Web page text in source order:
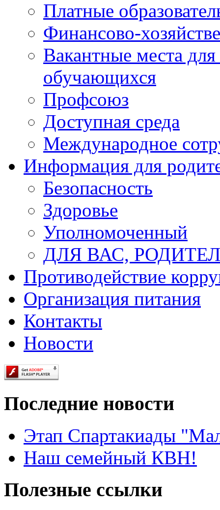
Платные
Финансово-
Вакантные места
обучающихся
Профсоюз
Доступная среда
Международное
Информация для
Безопасность
Здоровье
Уполномоченный
ДЛЯ ВАС,
Противодействие
Организация питания
Контакты
Новости
Последние новости
Этап Спартакиады
Наш семейный КВН!
Полезные ссылки